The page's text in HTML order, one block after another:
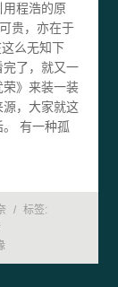
用程浩的原
贵，亦在于
么无知下
了，就又一
荣》来装一装
，大家就这
有一种孤
/
标签: